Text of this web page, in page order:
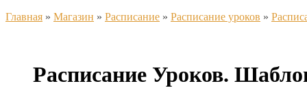
Главная » Магазин » Расписание » Расписание уроков »
Расписание Уроков.